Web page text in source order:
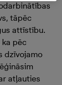
tāpēc
attīstību.
pēc
dzīvojamo
atļauties